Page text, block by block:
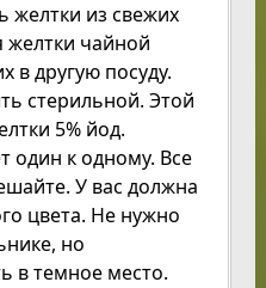
желтки из свежих
желтки чайной
в другую посуду.
стерильной. Этой
5% йод.
один к одному. Все
У вас должна
цвета. Не нужно
но
в темное место.